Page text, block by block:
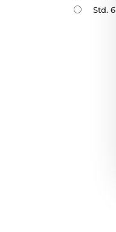
Std. 6